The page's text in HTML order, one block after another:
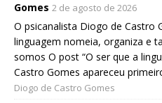
Gomes 2 de agosto de 2026
O psicanalista Diogo de Castro
linguagem nomeia, organiza e
somos O post “O ser que a
Castro Gomes apareceu
Diogo de Castro Gomes